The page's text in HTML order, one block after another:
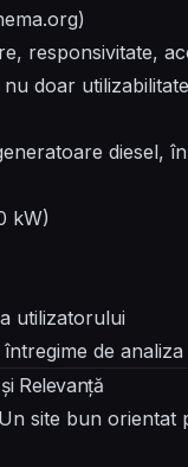
responsivitate,
doar
diesel,
kW)
utilizatorului
de
Relevanță
site bun orientat